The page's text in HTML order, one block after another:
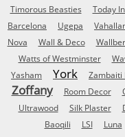
Timorous Beasties
Today
Barcelona
Ugepa
Nova
Wall & Deco
Watts of Westminster
Yasham
York Zambaiti
Zoffany Room Decor
Ultrawood
Silk Plaster
Baoqili
LSI Luna